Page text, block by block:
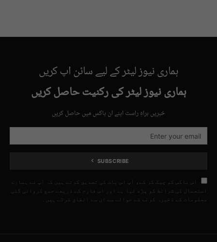
ہماری نیوز لیٹر کے لیے سائن اپ کریں
ہماری نیوز لیٹر کی رکنیت حاصل کریں
خبریں براہِ راست اپنے ان باکس میں حاصل کریں
SUBSCRIBE
اس باکس کو چیک کر کے، آپ اس بات کی تصدیق کرتے ہیں کہ آپ نے ہمارے
استعمال کی شرائط کو پڑھ لیا ہے اور اس فارم کے ذریعے جمع کروائی گئی
معلومات کے ذخیرہ کرنے کے حوالے سے ان سے اتفاق کرتے ہیں۔